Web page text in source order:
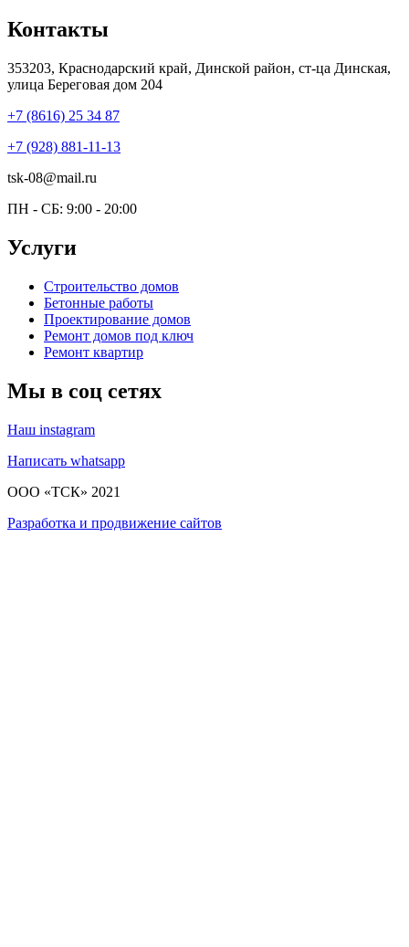
Контакты
353203, Краснодарский край, Динской район, ст-ца Динская,
улица Береговая дом 204
+7 (8616) 25 34 87
+7 (928) 881-11-13
tsk-08@mail.ru
ПН - СБ: 9:00 - 20:00
Услуги
Строительство домов
Бетонные работы
Проектирование домов
Ремонт домов под ключ
Ремонт квартир
Мы в соц сетях
Наш instagram
Написать whatsapp
ООО «‎ТСК» 2021
Разработка и продвижение сайтов